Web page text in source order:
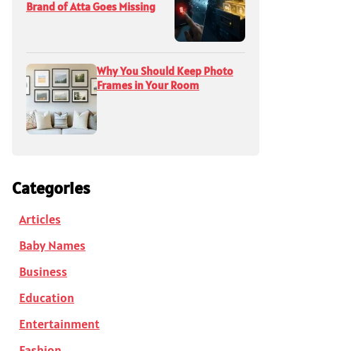
Brand of Atta Goes Missing
Why You Should Keep Photo
Frames in Your Room
Categories
Articles
Baby Names
Business
Education
Entertainment